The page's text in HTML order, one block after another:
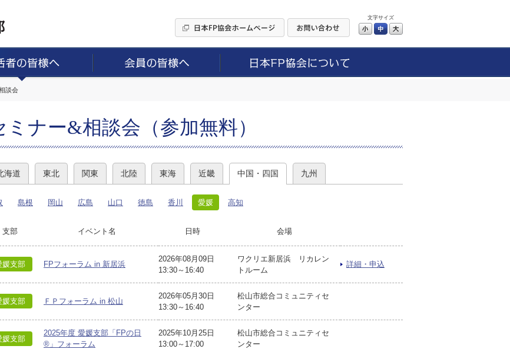
文字サイズ
小 中
談会
ミナー&相談会（参加無料）
海道 東北 関東 北陸 東海 近畿 中国・四国 九州
島根 岡山 広島 山口 徳島 香川 愛媛 高知
支部 イベント名 日時 会場
媛支部 FPフォーラム in 新居浜
2026年08月09日
13:30～16:40
ワクリエ新居浜 リカレン
トルーム
詳細・申込
媛支部 ＦＰフォーラム in 松山
2026年05月30日
13:30～16:40
松山市総合コミュニティセ
ンター
媛支部
2025年度 愛媛支部「FPの日
®」フォーラム
2025年10月25日
13:00～17:00
松山市総合コミュニティセ
ンター